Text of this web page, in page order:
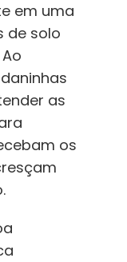
em uma
de solo
as
os